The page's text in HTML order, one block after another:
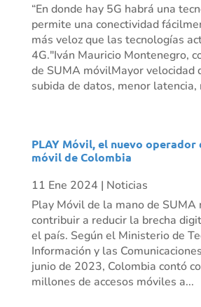
“En donde hay 5G habrá una
permite una conectividad
más veloz que las tecnologías
4G."Iván Mauricio Montenegro,
de SUMA móvilMayor velocidad
subida de datos, menor latencia,
PLAY Móvil, el nuevo
móvil de Colombia
11 Ene 2024 | Noticias
Play Móvil de la mano de SUMA
contribuir a reducir la brecha
el país. Según el Ministerio de
Información y las
junio de 2023, Colombia contó
millones de accesos móviles a...